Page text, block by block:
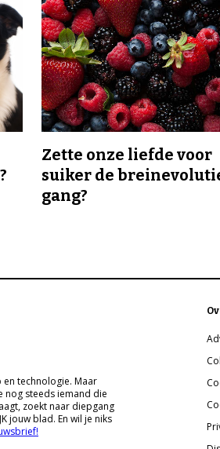
Zette onze liefde voor
suiker de
gang?
technologie. Maar
nog steeds iemand die
zoekt naar diepgang
jouw blad. En wil je niks